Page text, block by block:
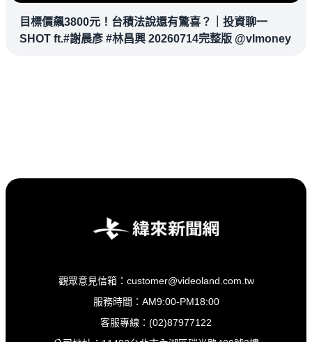
目標價飆3800元！台積法說還有驚喜？｜投資聊一
SHOT ft.#謝晨彥 #林昌興 20260714完整版 @vlmoney
觀眾意見信箱：customer@videoland.com.tw
服務時間：AM9:00-PM18:00
客服專線：(02)87977122